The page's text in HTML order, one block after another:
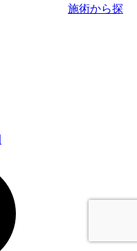
施術から探